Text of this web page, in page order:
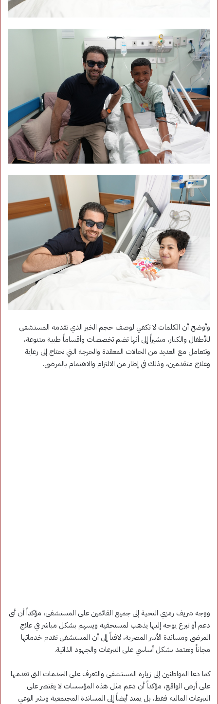
وأوضح أن الكلمات لا تكفي لوصف حجم الخير الذي تقدمه المستشفى
للأطفال والكبار، مشيراً إلى أنها تضم تخصصات وأقساماً طبية متنوعة،
وتتعامل مع العديد من الحالات المعقدة والحرجة التي تحتاج إلى رعاية
وعلاج متقدمين، وذلك في إطار من الالتزام والاهتمام بالمرضى.
ووجه شريف رمزي التحية إلى جميع القائمين على المستشفى، مؤكداً أن أي
دعم أو تبرع يوجه إليها يذهب لمستحقيه ويسهم بشكل مباشر في علاج
المرضى ومساندة الأسر المصرية، لافتاً إلى أن المستشفى تقدم خدماتها
مجاناً وتعتمد بشكل أساسي على التبرعات والجهود الذاتية.
كما دعا المواطنين إلى زيارة المستشفى والتعرف على الخدمات التي تقدمها
على أرض الواقع، مؤكداً أن دعم مثل هذه المؤسسات لا يقتصر على
التبرعات المالية فقط، بل يمتد أيضاً إلى المساندة المجتمعية ونشر الوعي